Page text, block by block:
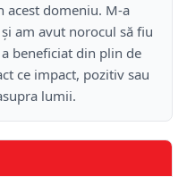
domeniu. M-a
am avut norocul să fiu
beneficiat din plin de
ce impact, pozitiv sau
lumii.